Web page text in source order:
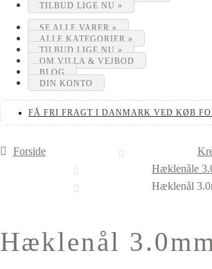
TILBUD LIGE NU »
SE ALLE VARER »
ALLE KATEGORIER »
TILBUD LIGE NU »
OM VILLA & VEJBOD
BLOG
DIN KONTO
FÅ FRI FRAGT I DANMARK VED KØB
Forside
Hæklenåle
Hæklenål
Hæklenål 3.0mm